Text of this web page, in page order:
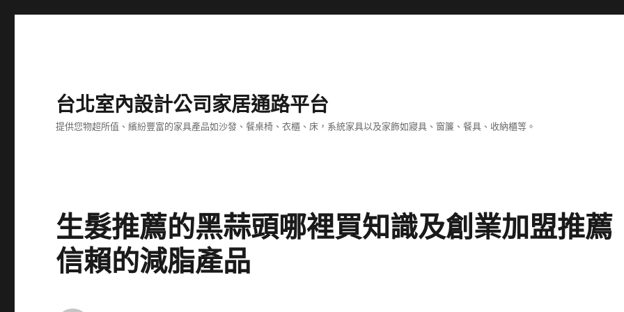
台北室內設計公司家居通路平台
提供您物超所值、繽紛豐富的家具產品如沙發、餐桌椅、衣櫃、床，系統家具以及家飾如寢具、窗簾、餐具、收納櫃等。
生髮推薦的黑蒜頭哪裡買知識及創業加盟推薦
信賴的減脂產品